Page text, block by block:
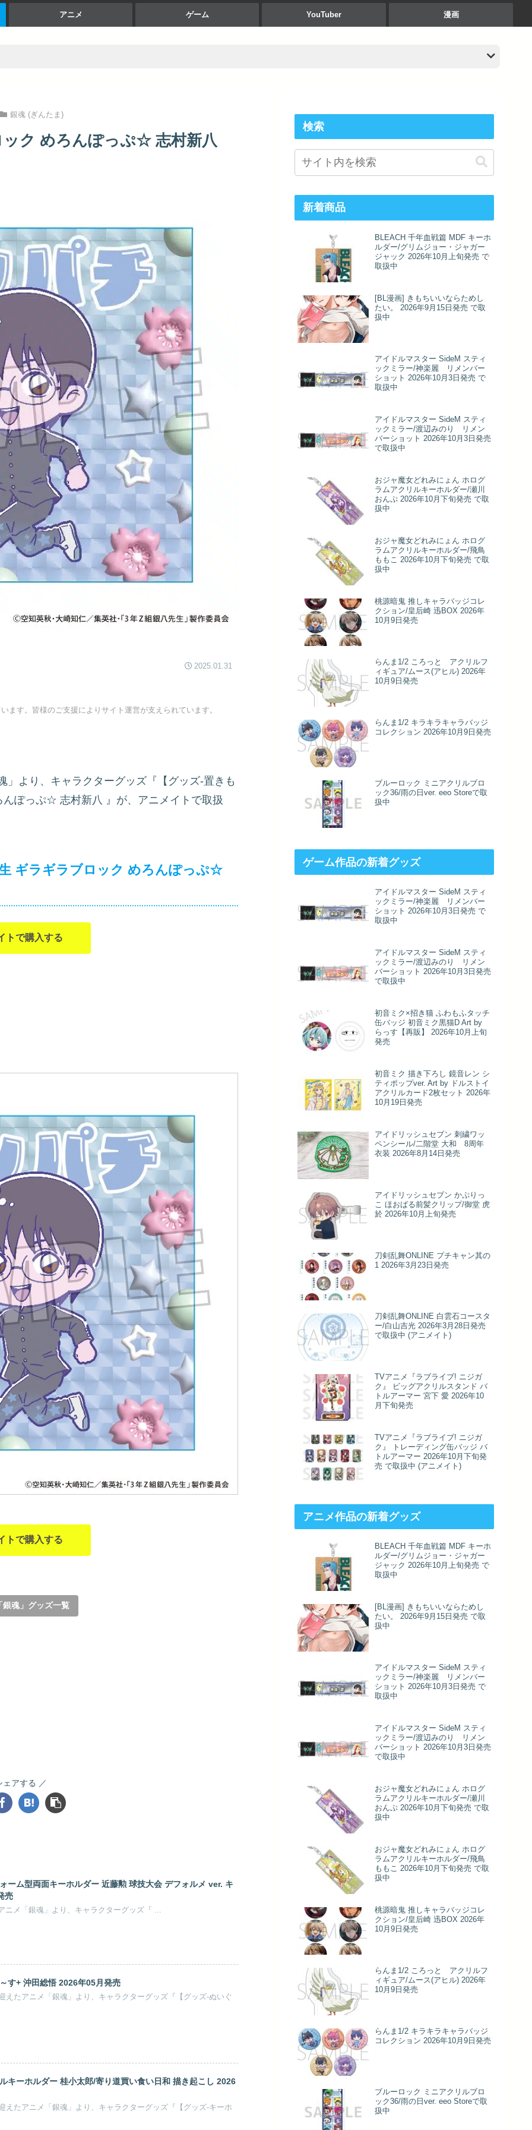
アニメ ゲーム YouTuber 漫画
銀魂 (ぎんたま)
ク めろんぽっぷ☆ 志村新八
2025.01.31
す。皆様のご支援によりサイト運営が支えられています。
より、キャラクターグッズ『【グッズ-置きも
んぽっぷ☆ 志村新八 』が、アニメイトで取扱
ギラギラブロック めろんぽっぷ☆
トで購入する
トで購入する
銀魂」グッズ一覧
ェアする
ーム型両面キーホルダー 近藤勲 球技大会 デフォルメ ver. キ
売
空知英秋先生原作によるアニメ「銀魂」より、キャラクターグッズ『 ...
す+ 沖田総悟 2026年05月発売
えたアニメ「銀魂」より、キャラクターグッズ『【グッズ-ぬいぐ
キーホルダー 桂小太郎/寄り道買い食い日和 描き起こし 2026
えたアニメ「銀魂」より、キャラクターグッズ『【グッズ-キーホ
検索
新着商品
BLEACH 千年血戦篇 MDF キーホ
ルダー/グリムジョー・ジャガー
ジャック 2026年10月上旬発売 で
取扱中
[BL漫画] きもちいいならためし
たい。 2026年9月15日発売 で取
扱中
アイドルマスター SideM スティ
ックミラー/神楽麗 リメンバー
ショット 2026年10月3日発売 で
取扱中
アイドルマスター SideM スティ
ックミラー/渡辺みのり リメン
バーショット 2026年10月3日発売
で取扱中
おジャ魔女どれみにょん ホログ
ラムアクリルキーホルダー/瀬川
おんぷ 2026年10月下旬発売 で取
扱中
おジャ魔女どれみにょん ホログ
ラムアクリルキーホルダー/飛鳥
ももこ 2026年10月下旬発売 で取
扱中
桃源暗鬼 推しキャラバッジコレ
クション/皇后崎 迅BOX 2026年
10月9日発売
らんま1/2 ころっと アクリルフ
ィギュア/ムース(アヒル) 2026年
10月9日発売
らんま1/2 キラキラキャラバッジ
コレクション 2026年10月9日発売
ブルーロック ミニアクリルブロ
ック36/雨の日ver. eeo Storeで取
扱中
ゲーム作品の新着グッズ
アイドルマスター SideM スティ
ックミラー/神楽麗 リメンバー
ショット 2026年10月3日発売 で
取扱中
アイドルマスター SideM スティ
ックミラー/渡辺みのり リメン
バーショット 2026年10月3日発売
で取扱中
初音ミク×招き猫 ふわもふタッチ
缶バッジ 初音ミク黒猫D Art by
らっす【再販】 2026年10月上旬
発売
初音ミク 描き下ろし 鏡音レン シ
ティポップver. Art by ドルストイ
アクリルカード2枚セット 2026年
10月19日発売
アイドリッシュセブン 刺繍ワッ
ペンシール/二階堂 大和 8周年
衣装 2026年8月14日発売
アイドリッシュセブン かぷりっ
こ ほおばる前髪クリップ/御堂 虎
於 2026年10月上旬発売
刀剣乱舞ONLINE プチキャン其の
1 2026年3月23日発売
刀剣乱舞ONLINE 白雲石コースタ
ー/白山吉光 2026年3月28日発売
で取扱中 (アニメイト)
TVアニメ『ラブライブ! ニジガ
ク』 ビッグアクリルスタンド バ
トルアーマー 宮下 愛 2026年10
月下旬発売
TVアニメ『ラブライブ! ニジガ
ク』 トレーディング缶バッジ バ
トルアーマー 2026年10月下旬発
売 で取扱中 (アニメイト)
アニメ作品の新着グッズ
BLEACH 千年血戦篇 MDF キーホ
ルダー/グリムジョー・ジャガー
ジャック 2026年10月上旬発売 で
取扱中
[BL漫画] きもちいいならためし
たい。 2026年9月15日発売 で取
扱中
アイドルマスター SideM スティ
ックミラー/神楽麗 リメンバー
ショット 2026年10月3日発売 で
取扱中
アイドルマスター SideM スティ
ックミラー/渡辺みのり リメン
バーショット 2026年10月3日発売
で取扱中
おジャ魔女どれみにょん ホログ
ラムアクリルキーホルダー/瀬川
おんぷ 2026年10月下旬発売 で取
扱中
おジャ魔女どれみにょん ホログ
ラムアクリルキーホルダー/飛鳥
ももこ 2026年10月下旬発売 で取
扱中
桃源暗鬼 推しキャラバッジコレ
クション/皇后崎 迅BOX 2026年
10月9日発売
らんま1/2 ころっと アクリルフ
ィギュア/ムース(アヒル) 2026年
10月9日発売
らんま1/2 キラキラキャラバッジ
コレクション 2026年10月9日発売
ブルーロック ミニアクリルブロ
ック36/雨の日ver. eeo Storeで取
扱中